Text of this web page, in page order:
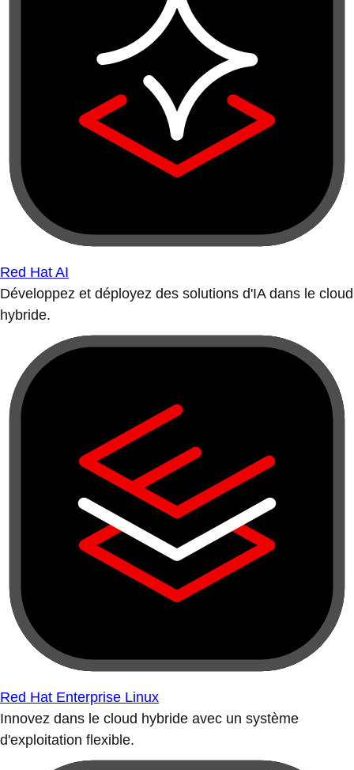
Red Hat AI
Développez et déployez des solutions d'IA dans le cloud
hybride.
Red Hat Enterprise Linux
Innovez dans le cloud hybride avec un système
d'exploitation flexible.